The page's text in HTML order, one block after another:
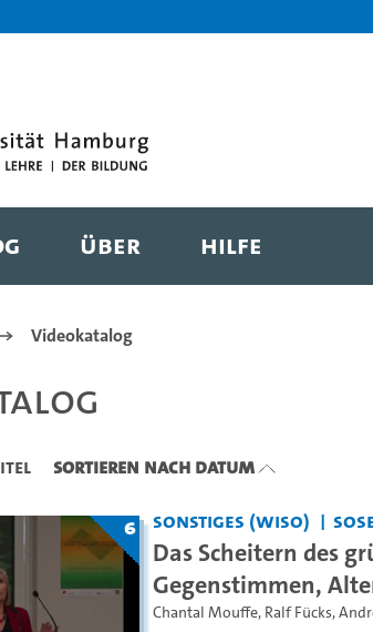
Über Hilfe
Videokatalog
Sortieren nach Datum
6 Sonstiges (WiSo)
Das Scheitern des
Gegenstimmen,
Chantal Mouffe, Ralf Fücks,